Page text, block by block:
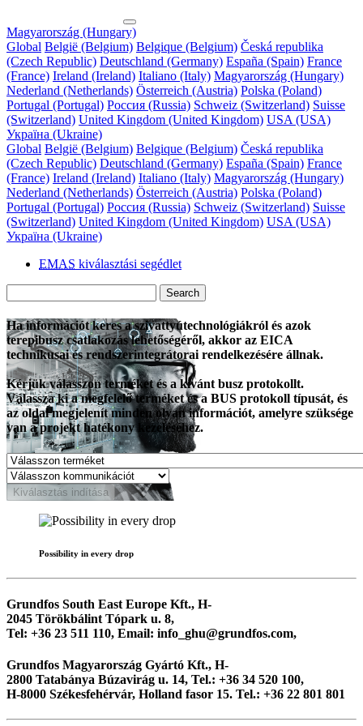
Magyarország (Hungary)
Global België (Belgium) Belgique (Belgium) Česká republika
(Czech Republic) Deutschland (Germany) España (Spain) France
(France) Ireland (Ireland) Italiano (Italy) Magyarország (Hungary)
Nederland (Netherlands) Österreich (Austria) Polska (Poland)
Portugal (Portugal) Россия (Russia) Schweiz (Switzerland) Suisse
(Switzerland) United Kingdom (United Kingdom) USA (USA)
Україна (Ukraine)
Global België (Belgium) Belgique (Belgium) Česká republika
(Czech Republic) Deutschland (Germany) España (Spain) France
(France) Ireland (Ireland) Italiano (Italy) Magyarország (Hungary)
Nederland (Netherlands) Österreich (Austria) Polska (Poland)
Portugal (Portugal) Россия (Russia) Schweiz (Switzerland) Suisse
(Switzerland) United Kingdom (United Kingdom) USA (USA)
Україна (Ukraine)
EMAS kiválasztási segédlet
Search
Ha információt keres a szivattyútechnológiákról és azok
terepibusz csatlakozás lehetőségéről, akkor az EICA
technikusai és rendszerintegrátorai rendelkezésére állnak.
Kérjük válasszon terméket és a kívánt busz protokollt.
Válassza ki a megfelelő terméket és a BUS protokoll típusát, és
az oldal megjelenít minden olyan információt, amelyre szüksége
van a projekt hatékony kezeléséhez.
Kiválasztás indítása
Possibility in every drop
Grundfos South East Europe Kft., H-
2045 Törökbálint Tópark u. 8,
Tel: +36 23 511 110, Email: info_ghu@grundfos.com,
Grundfos Magyarország Gyártó Kft., H-
2800 Tatabánya Búzavirág u. 14, Tel.: +36 34 520 100,
H-8000 Székesfehérvár, Holland fasor 15. Tel.: +36 22 801 801